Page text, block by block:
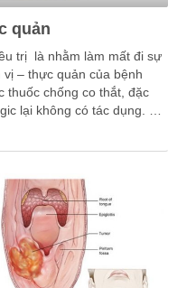
quản
trị là nhằm làm mất đi sự
– thực quản của bệnh
thuốc chống co thắt, đặc
lại không có tác dụng. …